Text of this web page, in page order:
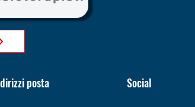
posta Social